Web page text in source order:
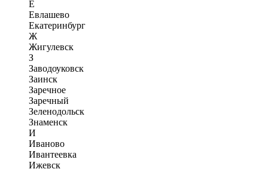
Е
Евлашево
Екатеринбург
Ж
Жигулевск
З
Заводоуковск
Заинск
Заречное
Заречный
Зеленодольск
Знаменск
И
Иваново
Ивантеевка
Ижевск